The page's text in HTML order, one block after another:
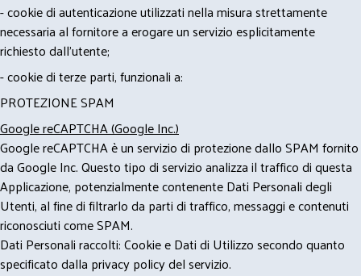
- cookie di autenticazione utilizzati nella misura strettamente
necessaria al fornitore a erogare un servizio esplicitamente
richiesto dall'utente;
- cookie di terze parti, funzionali a:
PROTEZIONE SPAM
Google reCAPTCHA (Google Inc.)
Google reCAPTCHA è un servizio di protezione dallo SPAM fornito
da Google Inc. Questo tipo di servizio analizza il traffico di questa
Applicazione, potenzialmente contenente Dati Personali degli
Utenti, al fine di filtrarlo da parti di traffico, messaggi e contenuti
riconosciuti come SPAM.
Dati Personali raccolti: Cookie e Dati di Utilizzo secondo quanto
specificato dalla privacy policy del servizio.